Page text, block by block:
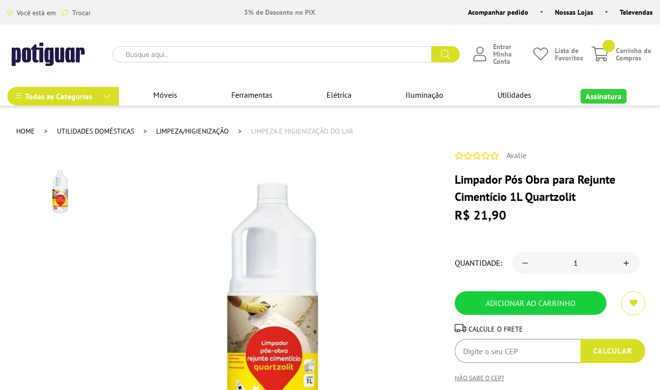
Você está em Trocar 3% de Desconto no PIX Acompanhar pedido Nossas Lojas Televendas
Entrar
Minha
Conta
Lista de
Favoritos
Carrinho de
Compras
Todas as Categorias Móveis Ferramentas Elétrica Iluminação Utilidades Assinatura
HOME UTILIDADES DOMÉSTICAS LIMPEZA/HIGIENIZAÇÃO LIMPEZA E HIGIENIZAÇÃO DO LAR
Avalie
Limpador Pós Obra para Rejunte
Cimentício 1L Quartzolit
R$ 21,90
QUANTIDADE:
CALCULE O FRETE
NÃO SABE O CEP?